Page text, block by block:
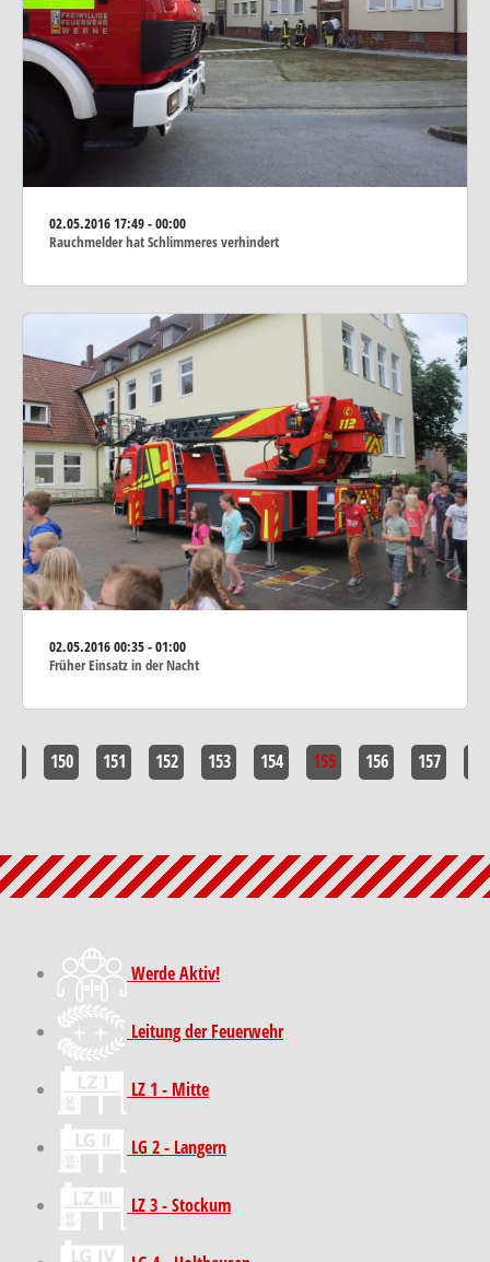
02.05.201617:49 - 00:00
Rauchmelder hat Schlimmeres verhindert
02.05.201600:35 - 01:00
Früher Einsatz in der Nacht
150 151 152 153 154 155 156 157
Werde Aktiv!
Leitung der Feuerwehr
LZ 1 - Mitte
LG 2 - Langern
LZ 3 - Stockum